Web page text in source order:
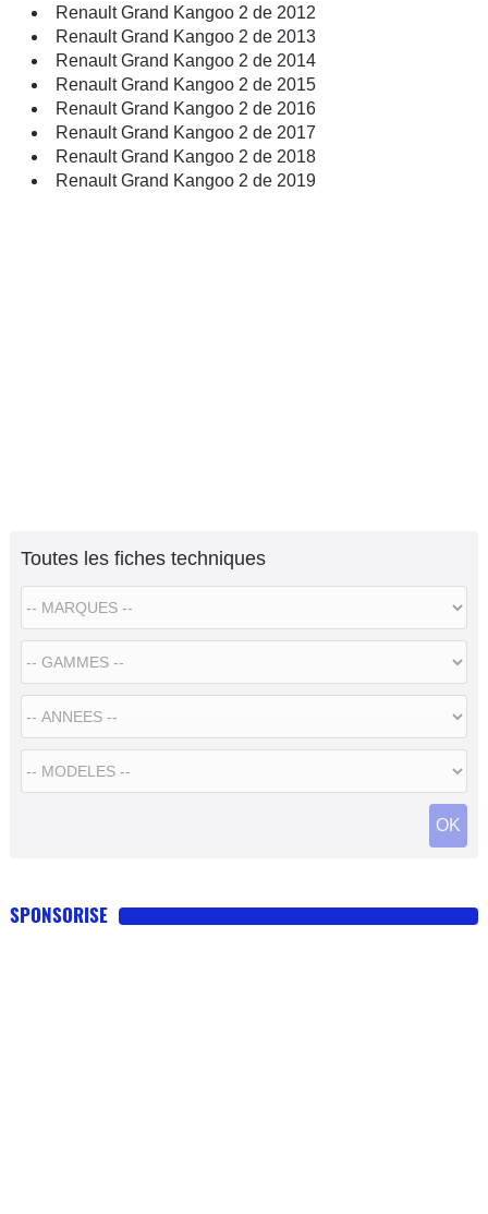
Renault Grand Kangoo 2 de 2012
Renault Grand Kangoo 2 de 2013
Renault Grand Kangoo 2 de 2014
Renault Grand Kangoo 2 de 2015
Renault Grand Kangoo 2 de 2016
Renault Grand Kangoo 2 de 2017
Renault Grand Kangoo 2 de 2018
Renault Grand Kangoo 2 de 2019
Toutes les fiches techniques
SPONSORISE